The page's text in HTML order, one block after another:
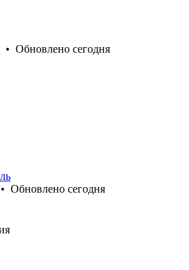
• Обновлено сегодня
• Обновлено сегодня